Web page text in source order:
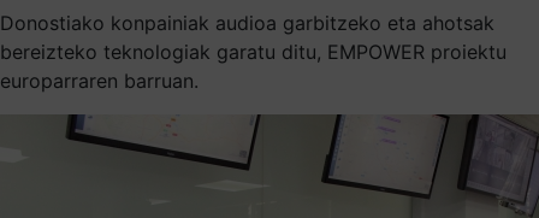
Donostiako konpainiak audioa garbitzeko eta ahotsak
bereizteko teknologiak garatu ditu, EMPOWER proiektu
europarraren barruan.